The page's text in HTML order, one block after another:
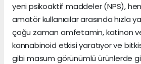
yeni psikoaktif maddeler (NPS),
amatör kullanıcılar arasında hızla
çoğu zaman amfetamin, katinon
kannabinoid etkisi yaratıyor ve
gibi masum görünümlü ürünlerde